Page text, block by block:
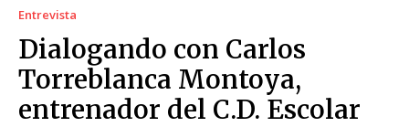
Entrevista
Dialogando con Carlos
Torreblanca Montoya,
entrenador del C.D. Escolar